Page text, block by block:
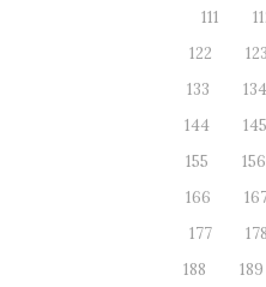
111
122
123
133
134
144
145
155
156
166
177
178
188
189